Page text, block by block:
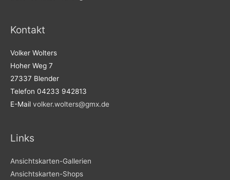
Kontakt
Volker Wolters
Hoher Weg 7
27337 Blender
Telefon 04233 942813
E-Mail volker.wolters@gmx.de
Links
Ansichtskarten-Gallerien
Ansichtskarten-Shops